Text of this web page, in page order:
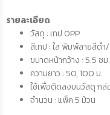
รายละเอียด
วัสดุ : เทป OPP
สีเทป : ใส พิมพ์ลายสีด
ขนาดหน้ากว้าง : 5.5 ซม.
ความยาว : 50, 100 ม.
ใช้เพื่อติดลงบนวัสดุ ก
จำนวน : แพ็ค 5 ม้วน